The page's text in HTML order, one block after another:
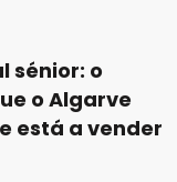
sénior: o
o Algarve
está a vender